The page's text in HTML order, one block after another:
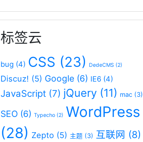
标签云
bug (4) CSS (23) DedeCMS (2)
Discuz! (5) Google (6) IE6 (4)
JavaScript (7) jQuery (11) mac (3)
SEO (6) Typecho (2) WordPress
(28) Zepto (5) 主题 (3) 互联网 (8)